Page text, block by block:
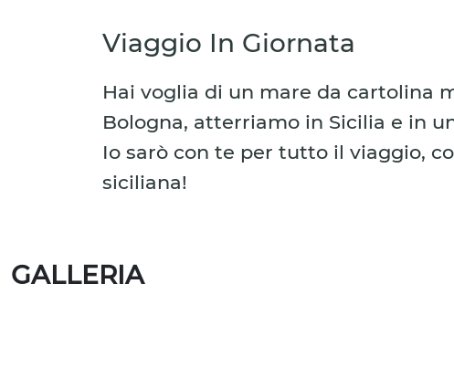
Viaggio In Giornata
Hai voglia di un mare da cartolina
Bologna, atterriamo in Sicilia e in
Io sarò con te per tutto il viaggio,
siciliana!
GALLERIA